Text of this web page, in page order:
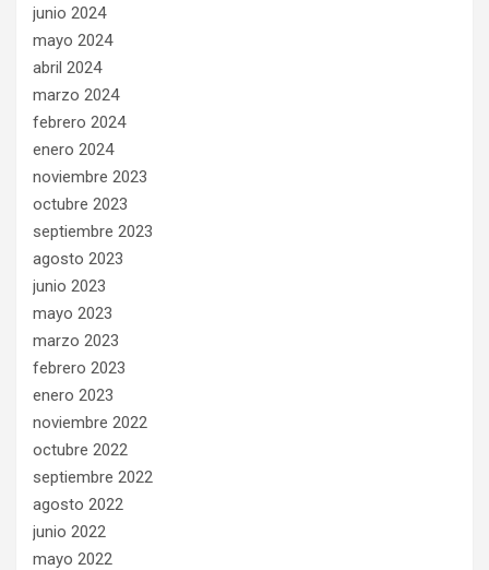
junio 2024
mayo 2024
abril 2024
marzo 2024
febrero 2024
enero 2024
noviembre 2023
octubre 2023
septiembre 2023
agosto 2023
junio 2023
mayo 2023
marzo 2023
febrero 2023
enero 2023
noviembre 2022
octubre 2022
septiembre 2022
agosto 2022
junio 2022
mayo 2022